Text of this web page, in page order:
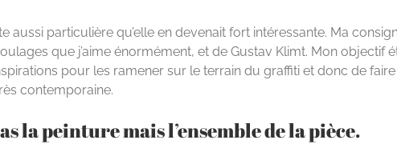
aussi particulière qu’elle en devenait fort intéressante. Ma
que j’aime énormément, et de Gustav Klimt. Mon objectif
pour les ramener sur le terrain du graffiti et donc de
contemporaine.
la peinture mais l’ensemble de la pièce.